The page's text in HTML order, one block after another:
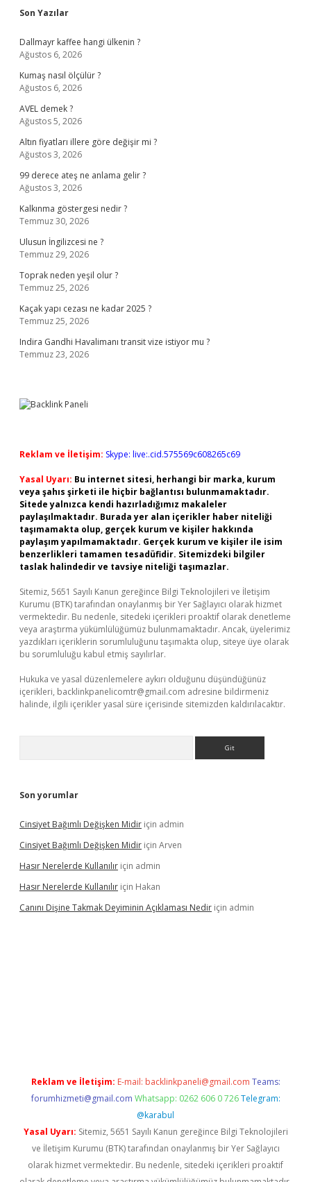
Sidebar
Son Yazılar
Dallmayr kaffee hangi ülkenin ?
Ağustos 6, 2026
Kumaş nasıl ölçülür ?
Ağustos 6, 2026
AVEL demek ?
Ağustos 5, 2026
Altın fiyatları illere göre değişir mi ?
Ağustos 3, 2026
99 derece ateş ne anlama gelir ?
Ağustos 3, 2026
Kalkınma göstergesi nedir ?
Temmuz 30, 2026
Ulusun İngilizcesi ne ?
Temmuz 29, 2026
Toprak neden yeşil olur ?
Temmuz 25, 2026
Kaçak yapı cezası ne kadar 2025 ?
Temmuz 25, 2026
Indira Gandhi Havalimanı transit vize istiyor mu ?
Temmuz 23, 2026
Reklam ve İletişim: Skype: live:.cid.575569c608265c69
Yasal Uyarı: Bu internet sitesi, herhangi bir marka, kurum
veya şahıs şirketi ile hiçbir bağlantısı bulunmamaktadır.
Sitede yalnızca kendi hazırladığımız makaleler
paylaşılmaktadır. Burada yer alan içerikler haber niteliği
taşımamakta olup, gerçek kurum ve kişiler hakkında
paylaşım yapılmamaktadır. Gerçek kurum ve kişiler ile isim
benzerlikleri tamamen tesadüfidir. Sitemizdeki bilgiler
taslak halindedir ve tavsiye niteliği taşımazlar.
Sitemiz, 5651 Sayılı Kanun gereğince Bilgi Teknolojileri ve İletişim
Kurumu (BTK) tarafından onaylanmış bir Yer Sağlayıcı olarak hizmet
vermektedir. Bu nedenle, sitedeki içerikleri proaktif olarak denetleme
veya araştırma yükümlülüğümüz bulunmamaktadır. Ancak, üyelerimiz
yazdıkları içeriklerin sorumluluğunu taşımakta olup, siteye üye olarak
bu sorumluluğu kabul etmiş sayılırlar.
Hukuka ve yasal düzenlemelere aykırı olduğunu düşündüğünüz
içerikleri, backlinkpanelicomtr@gmail.com adresine bildirmeniz
halinde, ilgili içerikler yasal süre içerisinde sitemizden kaldırılacaktır.
Son yorumlar
Cinsiyet Bağımlı Değişken Midir için admin
Cinsiyet Bağımlı Değişken Midir için Arven
Hasır Nerelerde Kullanılır için admin
Hasır Nerelerde Kullanılır için Hakan
Canını Dişine Takmak Deyiminin Açıklaması Nedir için admin
Reklam ve İletişim: E-mail: backlinkpaneli@gmail.com Teams:
forumhizmeti@gmail.com Whatsapp: 0262 606 0 726 Telegram:
@karabul
Yasal Uyarı: Sitemiz, 5651 Sayılı Kanun gereğince Bilgi Teknolojileri
ve İletişim Kurumu (BTK) tarafından onaylanmış bir Yer Sağlayıcı
olarak hizmet vermektedir. Bu nedenle, sitedeki içerikleri proaktif